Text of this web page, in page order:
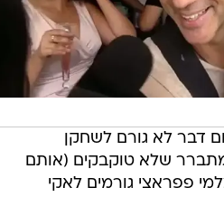
דבר לא גורם לשחקן
שלא טוקבקים (אותם
פפראצי גורמים לאקי